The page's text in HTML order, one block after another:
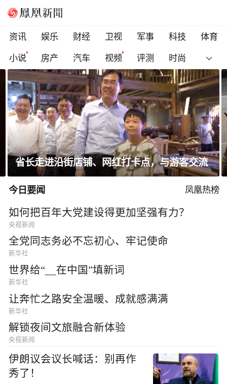
资讯 娱乐 财经 卫视 军事 科技
体育
小说
房产 汽车 视频 评测 时尚
省长走进沿街店铺、网红打卡点，与游客交流
今日要闻 凤凰热榜
如何把百年大党建设得更加坚强有力？
央视新闻
全党同志务必不忘初心、牢记使命
新华社
世界给“__在中国”填新词
新华社
让奔忙之路安全温暖、成就感满满
新华社
解锁夜间文旅融合新体验
央视新闻
伊朗议会议长喊话：别再作
秀了！